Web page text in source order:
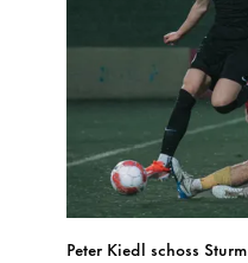
Peter Kiedl schoss